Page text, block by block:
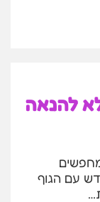
להנאה
עם הגוף